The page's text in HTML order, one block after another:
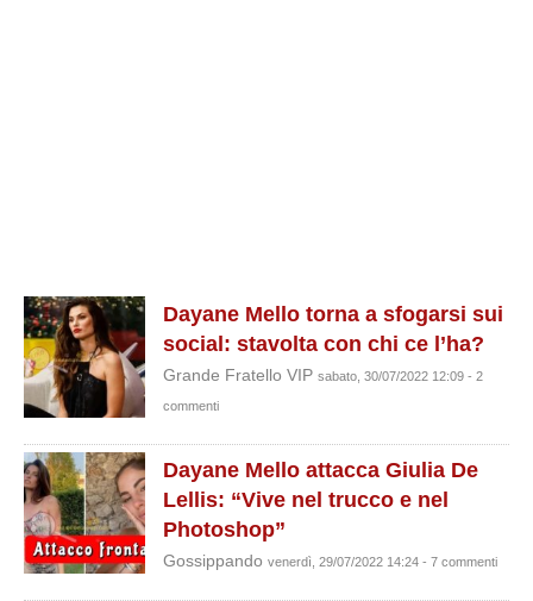
Dayane Mello torna a sfogarsi sui
social: stavolta con chi ce l’ha?
Grande Fratello VIP sabato, 30/07/2022 12:09 - 2
commenti
Dayane Mello attacca Giulia De
Lellis: “Vive nel trucco e nel
Photoshop”
Gossippando venerdì, 29/07/2022 14:24 - 7 commenti